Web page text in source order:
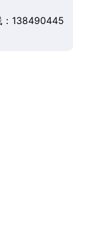
：138490445